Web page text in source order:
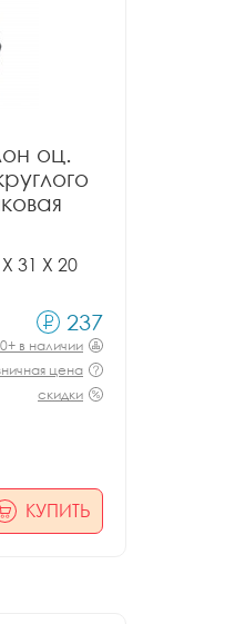
оц.
31 X 20
237
в наличии
цена
скидки
КУПИТЬ